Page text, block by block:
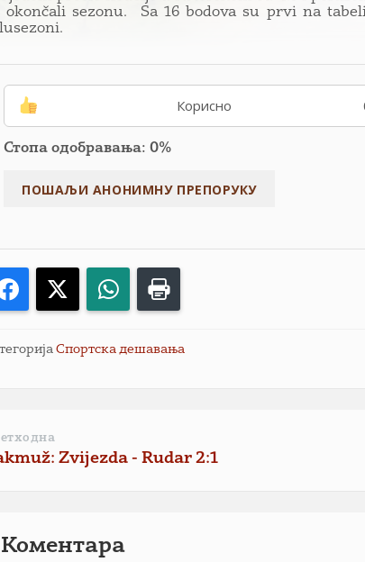
okončali sezonu. Sa 16 bodova su prvi na
Корисно
Стопа одобравања: 0%
Facebook WhatsApp
Спортска дешавања
Zvijezda - Rudar 2:1